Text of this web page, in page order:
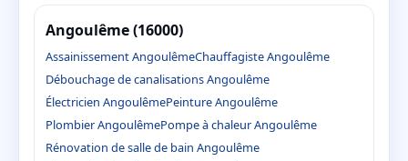
Angoulême (16000)
Assainissement AngoulêmeChauffagiste Angoulême
Débouchage de canalisations Angoulême
Électricien AngoulêmePeinture Angoulême
Plombier AngoulêmePompe à chaleur Angoulême
Rénovation de salle de bain Angoulême